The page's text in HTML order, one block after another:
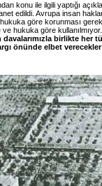
konu ile ilgili yaptığı
edildi. Avrupa insan
göre korunması
ve hukuka göre
birlikte her
önünde elbet